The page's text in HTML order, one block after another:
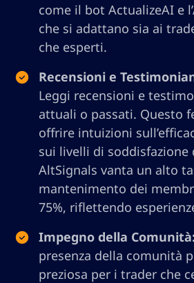
come il bot ActualizeAI e
che si adattano sia ai
che esperti.
Recensioni e
Leggi recensioni e
attuali o passati. Questo
offrire intuizioni
sui livelli di soddisfazione
AltSignals vanta un alto
mantenimento dei
75%, riflettendo
Impegno della Comunità:
presenza della comunità
preziosa per i trader che